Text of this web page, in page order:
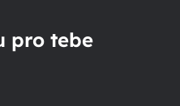
pro tebe